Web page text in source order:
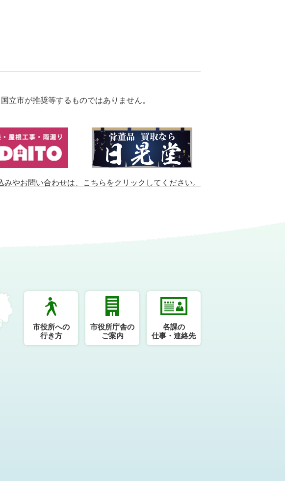
国立市が推奨等するものではありません。
やお問い合わせは、 こちらをクリックしてください。
市役所への
行き方
市役所庁舎の
ご案内
各課の
仕事・連絡先